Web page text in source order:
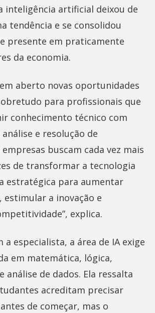
inteligência artificial deixou de
tendência e se consolidou
presente em praticamente
da economia.
aberto novas oportunidades
para profissionais que
conhecimento técnico com
e resolução de
buscam cada vez mais
de transformar a tecnologia
estratégica para aumentar
a inovação e
explica.
a especialista, a área de IA exige
em matemática, lógica,
análise de dados. Ela ressalta
acreditam precisar
de começar, mas o